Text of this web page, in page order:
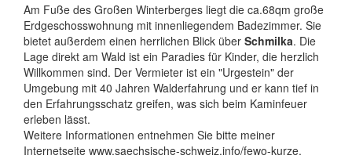
Am Fuße des Großen Winterberges liegt die ca.68qm große
Erdgeschosswohnung mit innenliegendem Badezimmer. Sie
bietet außerdem einen herrlichen Blick über Schmilka. Die
Lage direkt am Wald ist ein Paradies für Kinder, die herzlich
Willkommen sind. Der Vermieter ist ein "Urgestein" der
Umgebung mit 40 Jahren Walderfahrung und er kann tief in
den Erfahrungsschatz greifen, was sich beim Kaminfeuer
erleben lässt.
Weitere Informationen entnehmen Sie bitte meiner
Internetseite www.saechsische-schweiz.info/fewo-kurze.